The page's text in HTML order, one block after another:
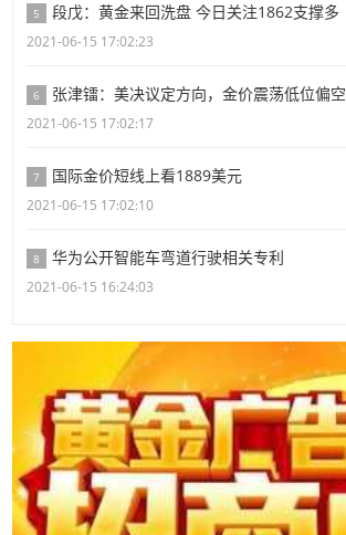
5 段戊：黄金来回洗盘 今日关注1862支撑多
2021-06-15 17:02:23
6 张津镭：美决议定方向，金价震荡低位偏空
2021-06-15 17:02:17
7 国际金价短线上看1889美元
2021-06-15 17:02:10
8 华为公开智能车弯道行驶相关专利
2021-06-15 16:24:03